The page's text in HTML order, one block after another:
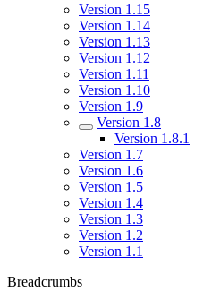
Version 1.15
Version 1.14
Version 1.13
Version 1.12
Version 1.11
Version 1.10
Version 1.9
Version 1.8
Version 1.8.1
Version 1.7
Version 1.6
Version 1.5
Version 1.4
Version 1.3
Version 1.2
Version 1.1
Breadcrumbs